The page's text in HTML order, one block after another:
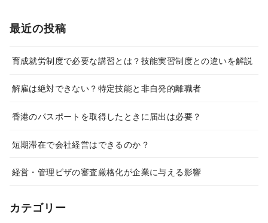
最近の投稿
育成就労制度で必要な講習とは？技能実習制度との違いを解説
解雇は絶対できない？特定技能と非自発的離職者
香港のパスポートを取得したときに届出は必要？
短期滞在で会社経営はできるのか？
経営・管理ビザの審査厳格化が企業に与える影響
カテゴリー